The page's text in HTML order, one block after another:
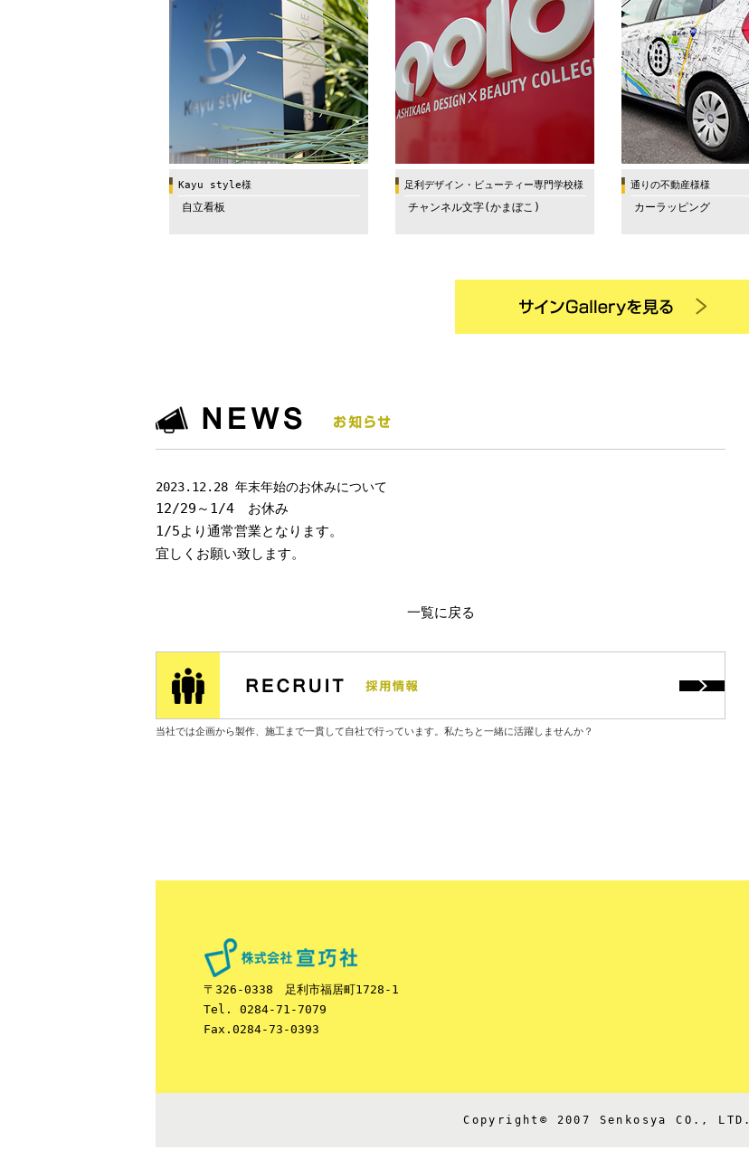
Kayu style様
自立看板
足利デザイン・ビューティー専門学校様
チャンネル文字(かまぼこ)
通りの不動産様様
カーラッピング
2023.12.28 年末年始のお休みについて
12/29～1/4 お休み
1/5より通常営業となります。
宜しくお願い致します。
一覧に戻る
当社では企画から製作、施工まで一貫して自社で行っています。私たちと一緒に活躍しませんか？
〒326-0338 足利市福居町1728-1
Tel. 0284-71-7079
Fax.0284-73-0393
Copyright© 2007 Senkosya CO., LTD.